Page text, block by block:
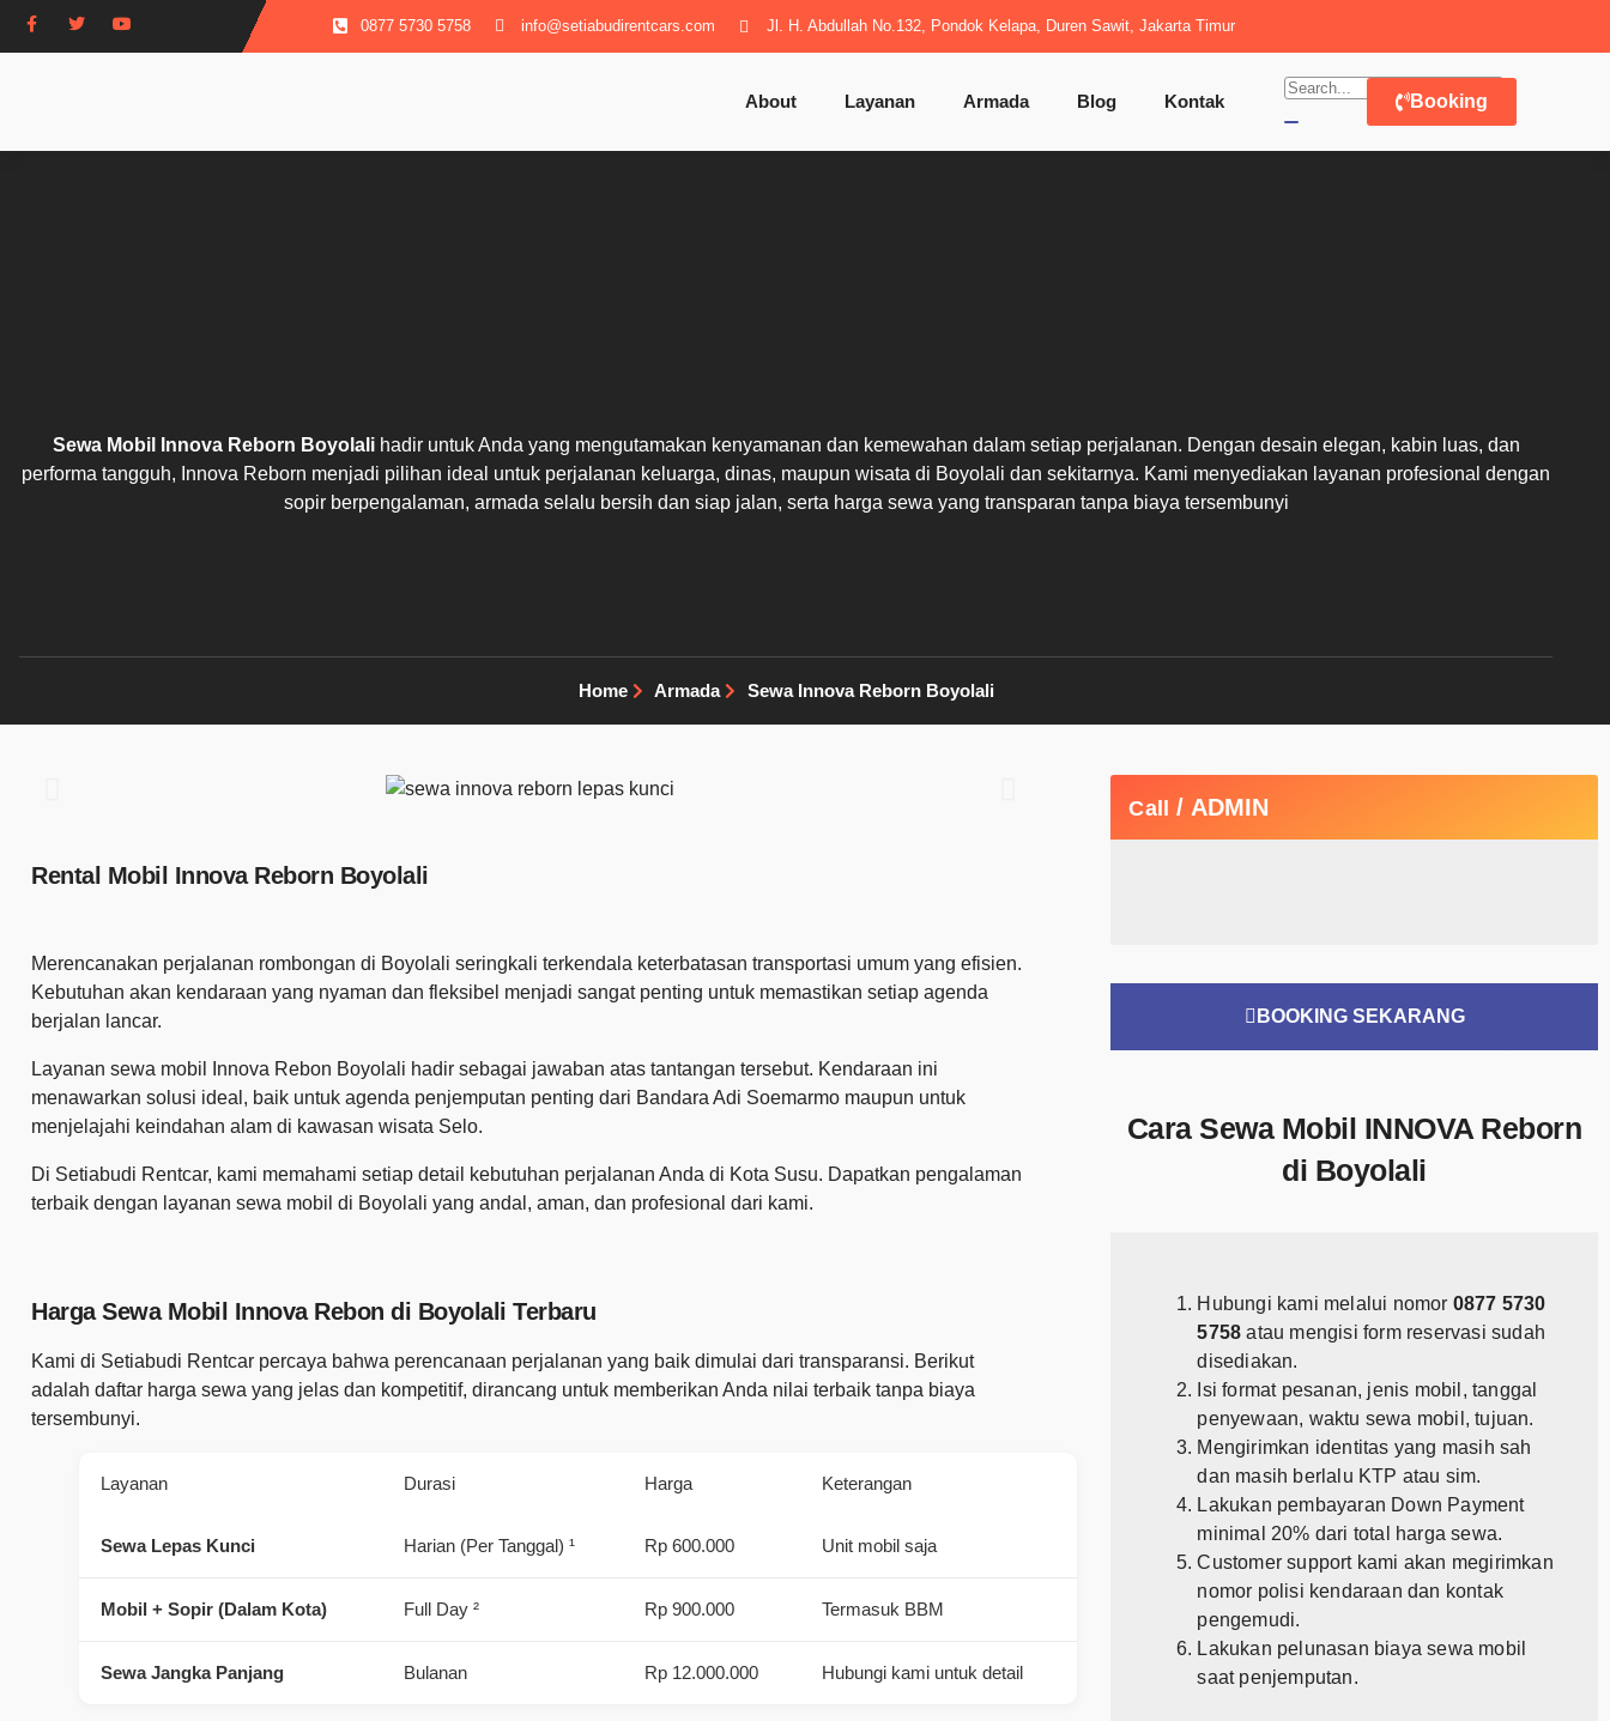
0877 5730 5758 info@setiabudirentcars.com Jl. H. Abdullah No.132, Pondok Kelapa, Duren Sawit, Jakarta Timur
About Layanan Armada Blog Kontak Booking
Sewa Mobil Innova Reborn Boyolalihadir untuk Anda yang mengutamakan kenyamanan dan kemewahan dalam setiap perjalanan. Dengan desain elegan, kabin luas, dan
performa tangguh, Innova Reborn menjadi pilihan ideal untuk perjalanan keluarga, dinas, maupun wisata di Boyolali dan sekitarnya. Kami menyediakan layanan profesional dengan
sopir berpengalaman, armada selalu bersih dan siap jalan, serta harga sewa yang transparan tanpa biaya tersembunyi
Home Armada Sewa Innova Reborn Boyolali
Rental Mobil Innova Reborn Boyolali
Merencanakan perjalanan rombongan di Boyolali seringkali terkendala keterbatasan transportasi umum yang efisien.
Kebutuhan akan kendaraan yang nyaman dan fleksibel menjadi sangat penting untuk memastikan setiap agenda
berjalan lancar.
Layanan sewa mobil Innova Rebon Boyolali hadir sebagai jawaban atas tantangan tersebut. Kendaraan ini
menawarkan solusi ideal, baik untuk agenda penjemputan penting dari Bandara Adi Soemarmo maupun untuk
menjelajahi keindahan alam di kawasan wisata Selo.
Di Setiabudi Rentcar, kami memahami setiap detail kebutuhan perjalanan Anda di Kota Susu. Dapatkan pengalaman
terbaik dengan layanan sewa mobil di Boyolali yang andal, aman, dan profesional dari kami.
Harga Sewa Mobil Innova Rebon di Boyolali Terbaru
Kami di Setiabudi Rentcar percaya bahwa perencanaan perjalanan yang baik dimulai dari transparansi. Berikut
adalah daftar harga sewa yang jelas dan kompetitif, dirancang untuk memberikan Anda nilai terbaik tanpa biaya
tersembunyi.
Layanan Durasi Harga Keterangan
Sewa Lepas Kunci Harian (Per Tanggal) ¹ Rp 600.000 Unit mobil saja
Mobil + Sopir (Dalam Kota) Full Day ² Rp 900.000 Termasuk BBM
Sewa Jangka Panjang Bulanan Rp 12.000.000 Hubungi kami untuk detail
Call / ADMIN
BOOKING SEKARANG
Cara Sewa Mobil INNOVA Reborn
di Boyolali
Hubungi kami melalui nomor 0877 5730
5758 atau mengisi form reservasi sudah
disediakan.
Isi format pesanan, jenis mobil, tanggal
penyewaan, waktu sewa mobil, tujuan.
Mengirimkan identitas yang masih sah
dan masih berlalu KTP atau sim.
Lakukan pembayaran Down Payment
minimal 20% dari total harga sewa.
Customer support kami akan megirimkan
nomor polisi kendaraan dan kontak
pengemudi.
Lakukan pelunasan biaya sewa mobil
saat penjemputan.